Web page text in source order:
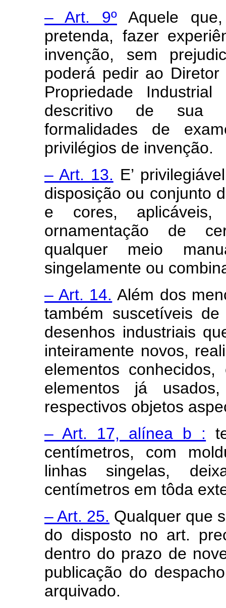
– Art. 9º Aquele
pretenda, fazer
invenção, sem
poderá pedir ao
Propriedade
descritivo de sua
formalidades de
privilégios de invenção.
– Art. 13. E’
disposição ou conjunto
e cores,
ornamentação de
qualquer meio
singelamente ou
– Art. 14. Além dos
também suscetíveis
desenhos industriais
inteiramente novos,
elementos
elementos já
respectivos objetos
– Art. 17, alínea b :
centímetros, com
linhas singelas,
centímetros em tôda
– Art. 25. Qualquer que
do disposto no art.
dentro do prazo de
publicação do
arquivado.